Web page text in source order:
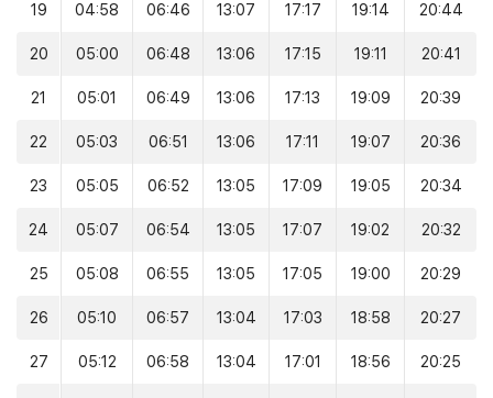
19 04:58 06:46 13:07 17:17 19:14 20:44
20 05:00 06:48 13:06 17:15 19:11 20:41
21 05:01 06:49 13:06 17:13 19:09 20:39
22 05:03 06:51 13:06 17:11 19:07 20:36
23 05:05 06:52 13:05 17:09 19:05 20:34
24 05:07 06:54 13:05 17:07 19:02 20:32
25 05:08 06:55 13:05 17:05 19:00 20:29
26 05:10 06:57 13:04 17:03 18:58 20:27
27 05:12 06:58 13:04 17:01 18:56 20:25